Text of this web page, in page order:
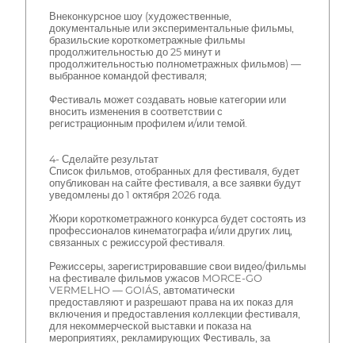
Внеконкурсное шоу (художественные,
документальные или экспериментальные фильмы,
бразильские короткометражные фильмы
продолжительностью до 25 минут и
продолжительностью полнометражных фильмов) —
выбранное командой фестиваля;
Фестиваль может создавать новые категории или
вносить изменения в соответствии с
регистрационным профилем и/или темой.
4- Сделайте результат
Список фильмов, отобранных для фестиваля, будет
опубликован на сайте фестиваля, а все заявки будут
уведомлены до 1 октября 2026 года.
Жюри короткометражного конкурса будет состоять из
профессионалов кинематографа и/или других лиц,
связанных с режиссурой фестиваля.
Режиссеры, зарегистрировавшие свои видео/фильмы
на фестивале фильмов ужасов MORCE-GO
VERMELHO — GOIÁS, автоматически
предоставляют и разрешают права на их показ для
включения и предоставления коллекции фестиваля,
для некоммерческой выставки и показа на
мероприятиях, рекламирующих Фестиваль, за